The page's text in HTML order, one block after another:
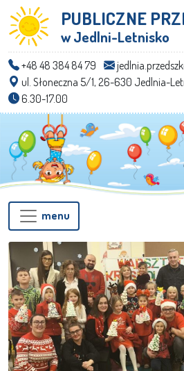
PUBLICZNE
w Jedlni-Letnisko
+48 48 384 84 79
ul. Słoneczna 5/1, 26-630 Jedlnia-
6.30-17.00
menu